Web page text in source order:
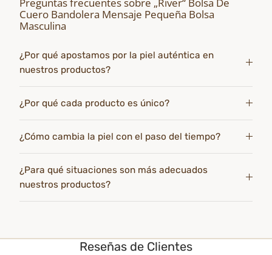
Preguntas frecuentes sobre „River“ Bolsa De
Cuero Bandolera Mensaje Pequeña Bolsa
Masculina
¿Por qué apostamos por la piel auténtica en
nuestros productos?
¿Por qué cada producto es único?
¿Cómo cambia la piel con el paso del tiempo?
¿Para qué situaciones son más adecuados
nuestros productos?
Reseñas de Clientes